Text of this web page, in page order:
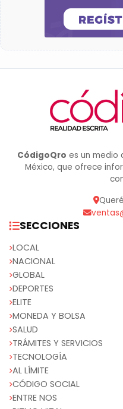
CódigoQro es un medio
México, que ofrece
SECCIONES
LOCAL
NACIONAL
GLOBAL
DEPORTES
ELITE
MONEDA Y BOLSA
SALUD
TRÁMITES Y SERVICIOS
TECNOLOGÍA
AL LÍMITE
CÓDIGO SOCIAL
ENTRE NOS